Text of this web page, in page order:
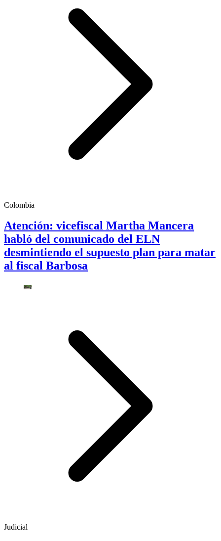
Colombia
Atención: vicefiscal Martha Mancera
habló del comunicado del ELN
desmintiendo el supuesto plan para matar
al fiscal Barbosa
Judicial